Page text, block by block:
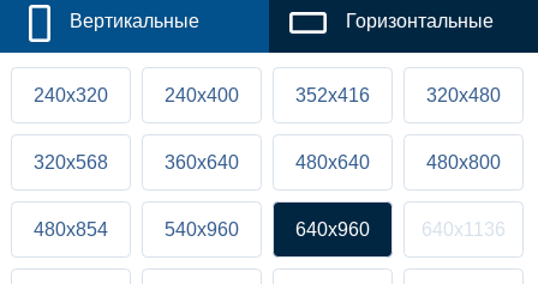
Вертикальные Горизонтальные
240x320 240x400 352x416 320x480
320x568 360x640 480x640 480x800
480x854 540x960 640x960 640x1136